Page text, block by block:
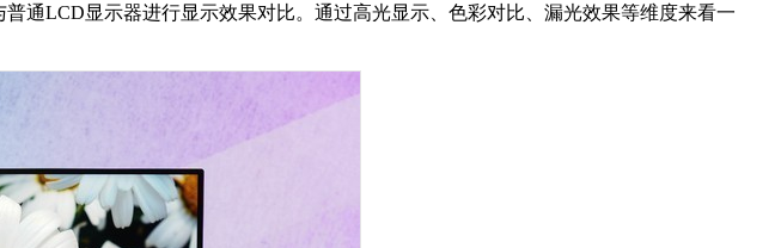
通LCD显示器进行显示效果对比。通过高光显示、色彩对比、漏光效果等维度来看一